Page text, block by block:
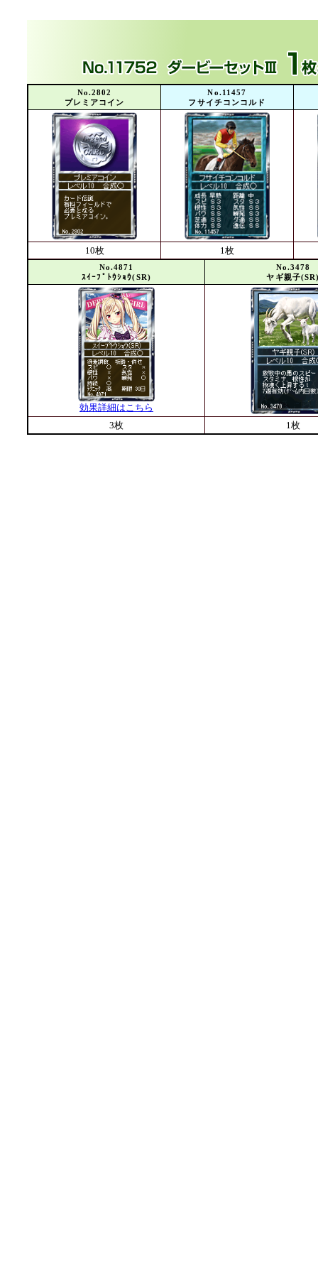
No.2802
プレミアコイン
No.11457
フサイチコンコルド
10枚 1枚
No.4871
ｽｲｰﾌﾟﾄｳｼｮｳ(SR)
No.3478
ヤギ親子
効果詳細はこちら
3枚
1枚